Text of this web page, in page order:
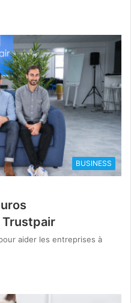
BUSINESS
aider les entreprises à